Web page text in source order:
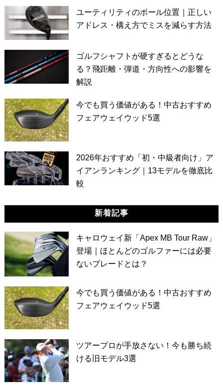
ユーティリティのボール位置｜正しい
アドレス・構え方でミスを減らす方法
ゴルフシャフトが硬すぎるとどうな
る？飛距離・弾道・方向性への影響を
解説
今でも買う価値がある！中古おすすめ
フェアウェイウッド5選
2026年おすすめ「初・中級者向け」ア
イアンランキング｜13モデルを徹底比
較
新着記事
キャロウェイ新「Apex MB Tour Raw」
登場｜ほとんどのゴルファーには必要
ないブレードとは？
今でも買う価値がある！中古おすすめ
フェアウェイウッド5選
ツアープロが手放さない！今も勝ち続
ける旧モデル3選